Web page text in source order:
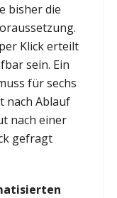
bisher die
Klick erteilt
sein. Ein
für sechs
nach Ablauf
nach einer
gefragt